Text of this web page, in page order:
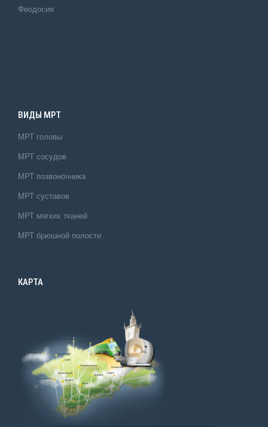
Феодосия
ВИДЫ МРТ
МРТ головы
МРТ сосудов
МРТ позвоночника
МРТ суставов
МРТ мягких тканей
МРТ брюшной полости
КАРТА